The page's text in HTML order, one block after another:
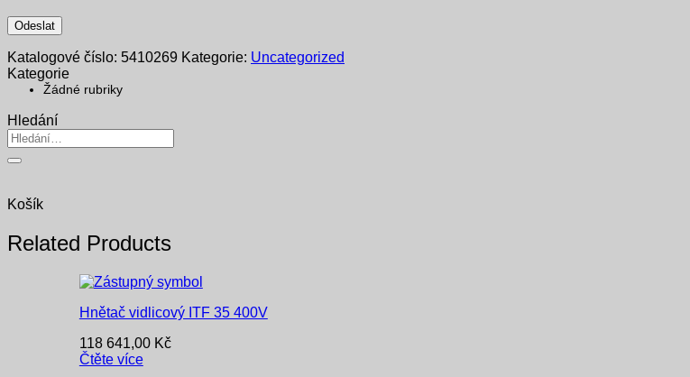
Katalogové číslo: 5410269 Kategorie: Uncategorized
Kategorie
Žádné rubriky
Hledání
Hledat:
Košík
Related Products
Hnětač vidlicový ITF 35 400V
118 641,00 Kč
Čtěte více